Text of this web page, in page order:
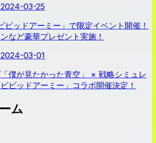
2024-03-25
ビッドアーミー」で限定イベント開催！
など豪華プレゼント実施！
2024-03-01
僕が見たかった青空」 × 戦略シミュレ
ビッドアーミー」コラボ開催決定！
ム